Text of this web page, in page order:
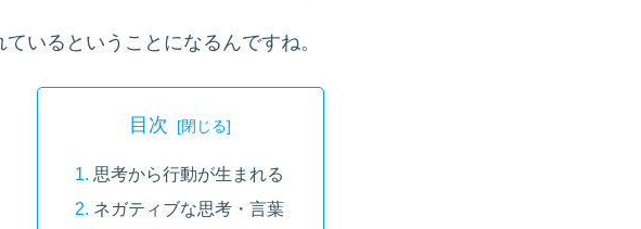
いるということになるんですね。
目次
思考から行動が生まれる
ネガティブな思考・言葉